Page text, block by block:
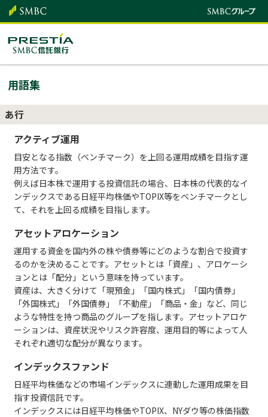
用語集
あ行
アクティブ運用
目安となる指数（ベンチマーク）を上回る運用成績を目指す運
用方法です。
例えば日本株で運用する投資信託の場合、日本株の代表的なイ
ンデックスである日経平均株価やTOPIX等をベンチマークとし
て、それを上回る成績を目指します。
アセットアロケーション
運用する資金を国内外の株や債券等にどのような割合で投資す
るのかを決めることです。アセットとは「資産」、アロケーシ
ョンとは「配分」という意味を持っています。
資産は、大きく分けて「現預金」「国内株式」「国内債券」
「外国株式」「外国債券」「不動産」「商品・金」など、同じ
ような特性を持つ商品のグループを指します。アセットアロケ
ーションは、資産状況やリスク許容度、運用目的等によって人
それぞれ適切な配分が異なります。
インデックスファンド
日経平均株価などの市場インデックスに連動した運用成果を目
指す投資信託です。
インデックスには日経平均株価やTOPIX、NYダウ等の株価指数